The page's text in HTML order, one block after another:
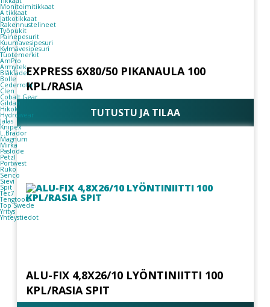
Monitoimitikkaat
A tikkaat
Jatkotikkaat
Rakennustelineet
Työpukit
Painepesurit
Kuumavesipesuri
Kylmävesipesuri
Tuotemerkit
AmPro
Armytek
Blåkläder
Bolle
Cederroth
Clen
Cobalt Gear
Gildan
Hikoki
Hydrowear
Jalas
Knipex
L.Brador
Magnum
Mirka
Paslode
Petzl
Portwest
Ruko
Senco
Sievi
Spit
Tec7
Tengtools
Top Swede
Yritys
Yhteystiedot
EXPRESS 6X80/50 PIKANAULA 100
KPL/RASIA
TUTUSTU JA TILAA
ALU-FIX 4,8X26/10 LYÖNTINIITTI 100
KPL/RASIA SPIT